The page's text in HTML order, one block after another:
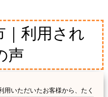
｜利用され
声
用いただいたお客様から、たく